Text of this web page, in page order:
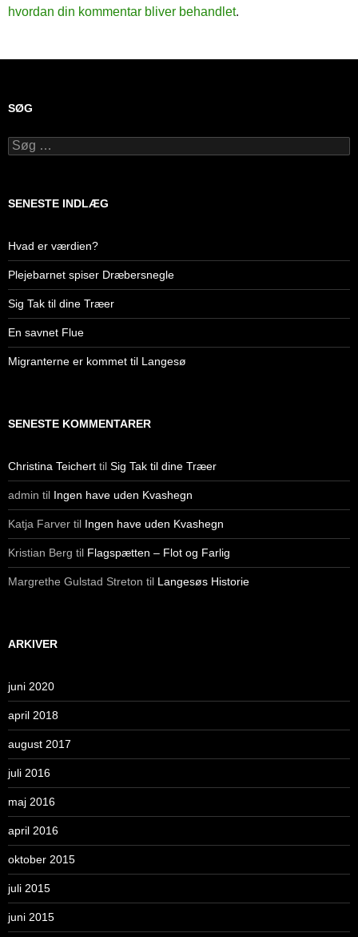
hvordan din kommentar bliver behandlet.
SØG
Søg
efter:
SENESTE INDLÆG
Hvad er værdien?
Plejebarnet spiser Dræbersnegle
Sig Tak til dine Træer
En savnet Flue
Migranterne er kommet til Langesø
SENESTE KOMMENTARER
Christina Teichert til Sig Tak til dine Træer
admin til Ingen have uden Kvashegn
Katja Farver til Ingen have uden Kvashegn
Kristian Berg til Flagspætten – Flot og Farlig
Margrethe Gulstad Streton til Langesøs Historie
ARKIVER
juni 2020
april 2018
august 2017
juli 2016
maj 2016
april 2016
oktober 2015
juli 2015
juni 2015